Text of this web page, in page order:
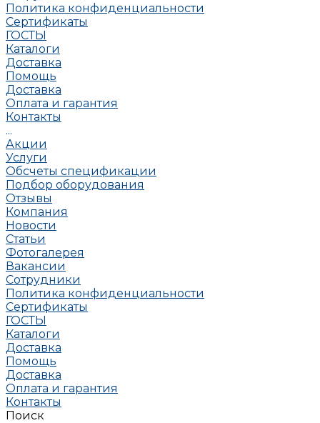
Политика конфиденциальности
Сертификаты
ГОСТЫ
Каталоги
Доставка
Помощь
Доставка
Оплата и гарантия
Контакты
...
Акции
Услуги
Обсчеты спецификации
Подбор оборудования
Отзывы
Компания
Новости
Статьи
Фотогалерея
Вакансии
Сотрудники
Политика конфиденциальности
Сертификаты
ГОСТЫ
Каталоги
Доставка
Помощь
Доставка
Оплата и гарантия
Контакты
Поиск